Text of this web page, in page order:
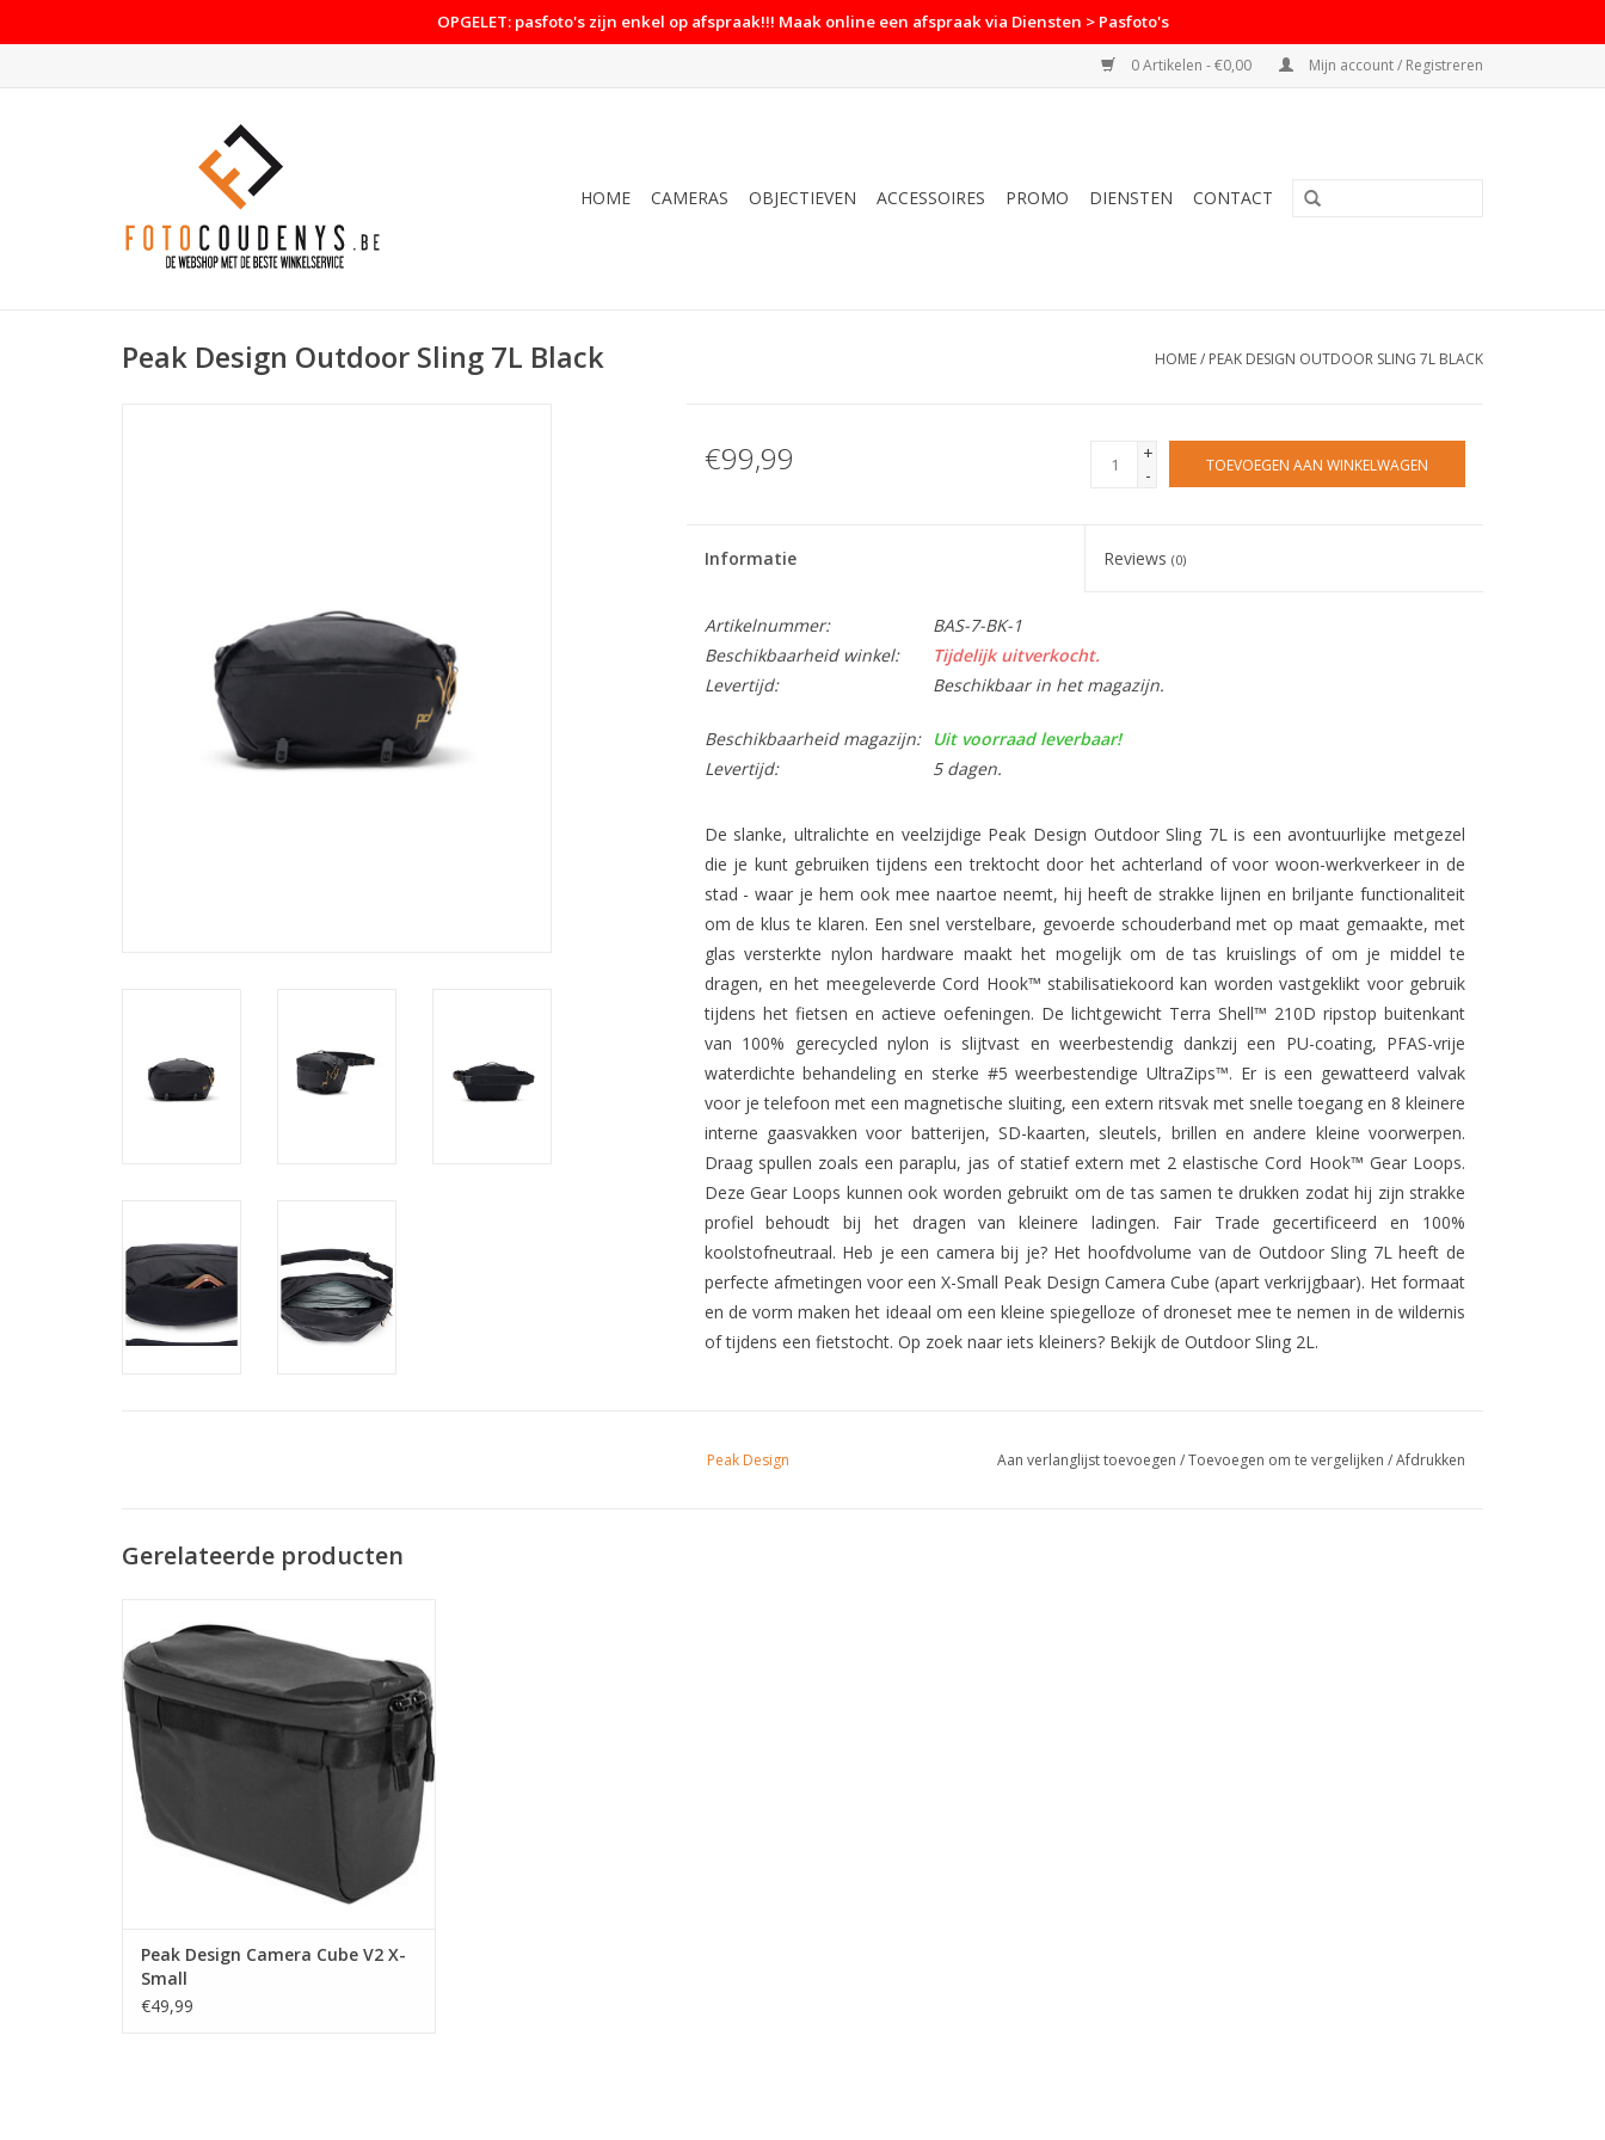
OPGELET: pasfoto's zijn enkel op afspraak!!! Maak online een afspraak via Diensten > Pasfoto's
0 Artikelen - €0,00 Mijn account / Registreren
HOME CAMERAS OBJECTIEVEN ACCESSOIRES PROMO DIENSTEN CONTACT
Peak Design Outdoor Sling 7L Black HOME/ PEAK DESIGN OUTDOOR SLING 7L BLACK
€99,99
+
-
TOEVOEGEN AAN WINKELWAGEN
Informatie Reviews(0)
Artikelnummer:
BAS-7-BK-1
Beschikbaarheid winkel:
Tijdelijk uitverkocht.
Levertijd:
Beschikbaar in het magazijn.
Beschikbaarheid magazijn:
Uit voorraad leverbaar!
Levertijd:
5 dagen.
De slanke, ultralichte en veelzijdige Peak Design Outdoor Sling 7L is een avontuurlijke metgezel
die je kunt gebruiken tijdens een trektocht door het achterland of voor woon-werkverkeer in de
stad - waar je hem ook mee naartoe neemt, hij heeft de strakke lijnen en briljante functionaliteit
om de klus te klaren. Een snel verstelbare, gevoerde schouderband met op maat gemaakte, met
glas versterkte nylon hardware maakt het mogelijk om de tas kruislings of om je middel te
dragen, en het meegeleverde Cord Hook™ stabilisatiekoord kan worden vastgeklikt voor gebruik
tijdens het fietsen en actieve oefeningen. De lichtgewicht Terra Shell™ 210D ripstop buitenkant
van 100% gerecycled nylon is slijtvast en weerbestendig dankzij een PU-coating, PFAS-vrije
waterdichte behandeling en sterke #5 weerbestendige UltraZips™. Er is een gewatteerd valvak
voor je telefoon met een magnetische sluiting, een extern ritsvak met snelle toegang en 8 kleinere
interne gaasvakken voor batterijen, SD-kaarten, sleutels, brillen en andere kleine voorwerpen.
Draag spullen zoals een paraplu, jas of statief extern met 2 elastische Cord Hook™ Gear Loops.
Deze Gear Loops kunnen ook worden gebruikt om de tas samen te drukken zodat hij zijn strakke
profiel behoudt bij het dragen van kleinere ladingen. Fair Trade gecertificeerd en 100%
koolstofneutraal. Heb je een camera bij je? Het hoofdvolume van de Outdoor Sling 7L heeft de
perfecte afmetingen voor een X-Small Peak Design Camera Cube (apart verkrijgbaar). Het formaat
en de vorm maken het ideaal om een kleine spiegelloze of droneset mee te nemen in de wildernis
of tijdens een fietstocht. Op zoek naar iets kleiners? Bekijk de Outdoor Sling 2L.
Peak Design Aan verlanglijst toevoegen /Toevoegen om te vergelijken /Afdrukken
Gerelateerde producten
X-Small
TOEVOEGEN AAN WINKELWAGEN
Peak Design Camera Cube V2 X-
Small
€49,99